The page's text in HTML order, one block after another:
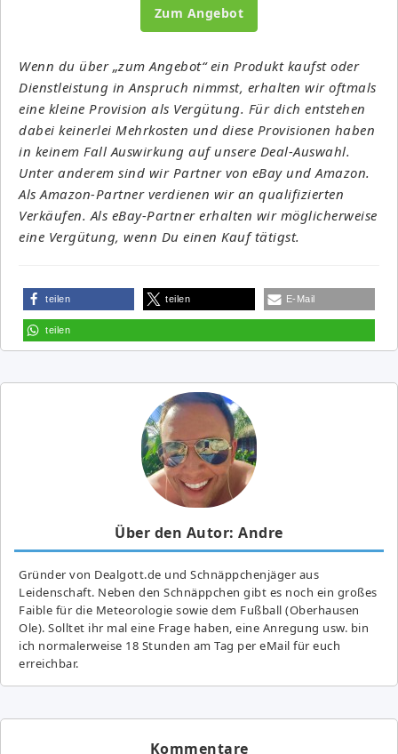
Zum Angebot
Wenn du über „zum Angebot“ ein Produkt kaufst oder
Dienstleistung in Anspruch nimmst, erhalten wir oftmals
eine kleine Provision als Vergütung. Für dich entstehen
dabei keinerlei Mehrkosten und diese Provisionen haben
in keinem Fall Auswirkung auf unsere Deal-Auswahl.
Unter anderem sind wir Partner von eBay und Amazon.
Als Amazon-Partner verdienen wir an qualifizierten
Verkäufen. Als eBay-Partner erhalten wir möglicherweise
eine Vergütung, wenn Du einen Kauf tätigst.
teilen teilen E-Mail
teilen
Über den Autor: Andre
Gründer von Dealgott.de und Schnäppchenjäger aus
Leidenschaft. Neben den Schnäppchen gibt es noch ein großes
Fai­ble für die Meteorologie sowie dem Fußball (Oberhausen
Ole). Solltet ihr mal eine Frage haben, eine Anregung usw. bin
ich normalerweise 18 Stunden am Tag per eMail für euch
erreichbar.
Kommentare